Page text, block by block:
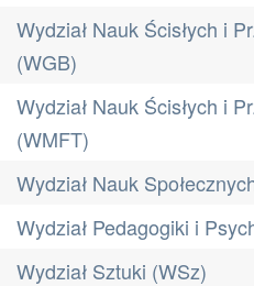
Wydział Nauk Ścisłych i
(WGB)
Wydział Nauk Ścisłych i
(WMFT)
Wydział Nauk
Wydział Pedagogiki i
Wydział Sztuki (WSz)